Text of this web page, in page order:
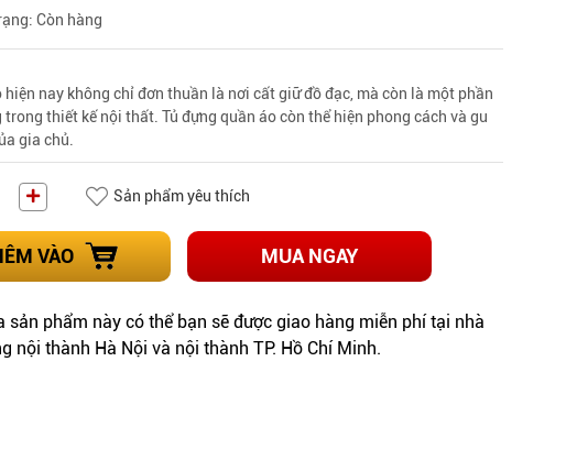
Còn hàng
hiện nay không chỉ đơn thuần là nơi cất giữ đồ đạc, mà còn là một phần
thiết kế nội thất. Tủ đựng quần áo còn thể hiện phong cách và gu
gia chủ.
Sản phẩm yêu thích
VÀO MUA NGAY
sản phẩm này có thể bạn sẽ được giao hàng miễn phí tại nhà
nội thành Hà Nội và nội thành TP. Hồ Chí Minh.